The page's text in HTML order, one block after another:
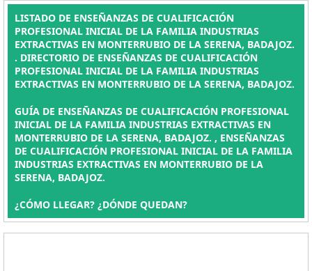
LISTADO DE ENSEÑANZAS DE CUALIFICACIÓN
PROFESIONAL INICIAL DE LA FAMILIA INDUSTRIAS
EXTRACTIVAS EN MONTERRUBIO DE LA SERENA, BADAJOZ.
. DIRECTORIO DE ENSEÑANZAS DE CUALIFICACIÓN
PROFESIONAL INICIAL DE LA FAMILIA INDUSTRIAS
EXTRACTIVAS EN MONTERRUBIO DE LA SERENA, BADAJOZ.
GUÍA DE ENSEÑANZAS DE CUALIFICACIÓN PROFESIONAL
INICIAL DE LA FAMILIA INDUSTRIAS EXTRACTIVAS EN
MONTERRUBIO DE LA SERENA, BADAJOZ. , ENSEÑANZAS
DE CUALIFICACIÓN PROFESIONAL INICIAL DE LA FAMILIA
INDUSTRIAS EXTRACTIVAS EN MONTERRUBIO DE LA
SERENA, BADAJOZ.
¿CÓMO LLEGAR? ¿DÓNDE QUEDAN?